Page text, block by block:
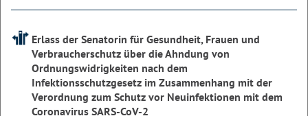
Erlass der Senatorin für Gesundheit, Frauen und
Verbraucherschutz über die Ahndung von
Ordnungswidrigkeiten nach dem
Infektionsschutzgesetz im Zusammenhang mit der
Verordnung zum Schutz vor Neuinfektionen mit dem
Coronavirus SARS-CoV-2